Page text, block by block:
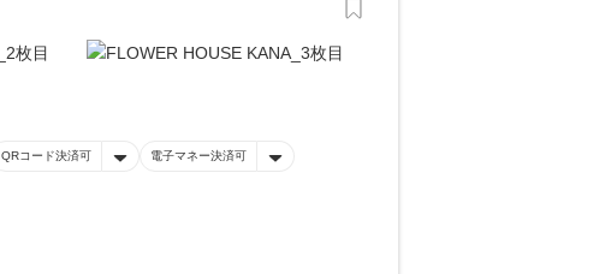
QRコード決済可 電子マネー決済可